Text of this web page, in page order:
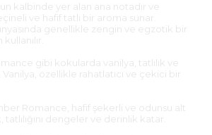
kalbinde yer alan ana notadır ve
ve hafif tatlı bir aroma sunar.
genellikle zengin ve egzotik bir
gibi kokularda vanilya, tatlılık ve
Vanilya, özellikle rahatlatıcı ve çekici bir
Romance, hafif şekerli ve odunsu alt
dengeler ve derinlik katar.